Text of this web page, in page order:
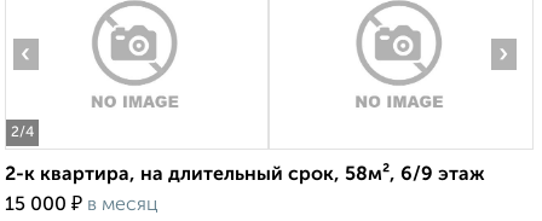
2/4
‹ ›
2-к квартира, на длительный срок, 58м², 6/9 этаж
15 000 ₽ в месяц